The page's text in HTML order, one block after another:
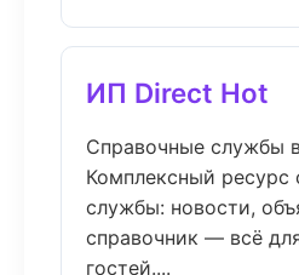
ИП Direct Hot
Справочные службы
Комплексный ресурс
службы: новости,
справочник — всё
гостей....